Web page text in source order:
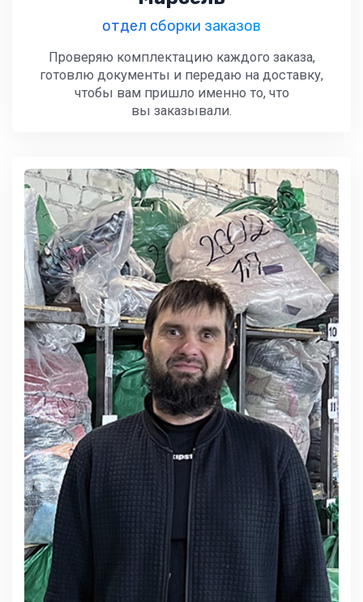
отдел сборки заказов
Проверяю комплектацию каждого заказа,
готовлю документы и передаю на доставку,
чтобы вам пришло именно то, что
вы заказывали.